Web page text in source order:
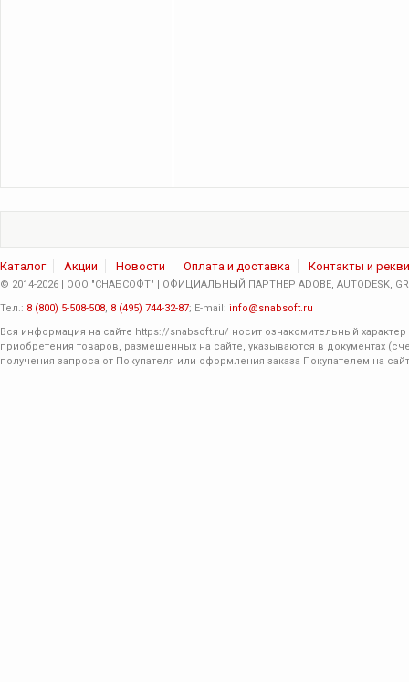
Каталог Акции Новости Оплата и доставка Контакты и
© 2014-2026 | ООО "СНАБСОФТ" | ОФИЦИАЛЬНЫЙ ПАРТНЕР ADOBE, AUTODESK,
Тел.: 8 (800) 5-508-508, 8 (495) 744-32-87; E-mail: info@snabsoft.ru
Вся информация на сайте https://snabsoft.ru/ носит ознакомительный
приобретения товаров, размещенных на сайте, указываются в документах
получения запроса от Покупателя или оформления заказа Покупателем на